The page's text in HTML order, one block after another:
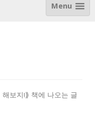
Menu
보지!⟫ 책에 나오는 글